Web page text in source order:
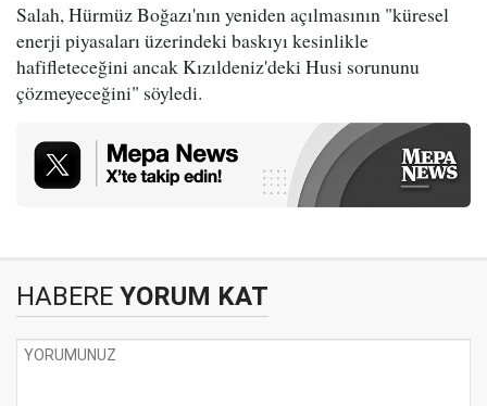
Salah, Hürmüz Boğazı'nın yeniden açılmasının "küresel
enerji piyasaları üzerindeki baskıyı kesinlikle
hafifleteceğini ancak Kızıldeniz'deki Husi sorununu
çözmeyeceğini" söyledi.
HABERE YORUM KAT